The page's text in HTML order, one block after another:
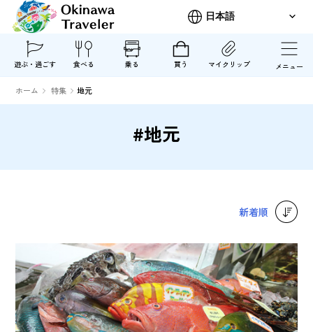
遊ぶ・過ごす 食べる 乗る 買う マイクリップ メニュー
ホーム 特集 地元
#地元
新着順